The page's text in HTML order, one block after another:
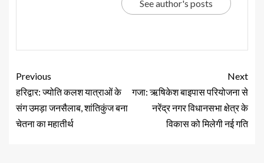
See author's posts
Previous
हरिद्वार: ज्योति कलश यात्राओं के
संग उमड़ा जनसैलाब, शांतिकुंज बना
चेतना का महातीर्थ
Next
गजा: ऋषिकेश बाइपास परियोजना से
नरेंद्र नगर विधानसभा क्षेत्र के
विकास को मिलेगी नई गति